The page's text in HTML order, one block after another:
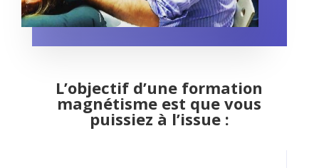
L’objectif d’une formation
magnétisme est que vous
puissiez à l’issue :